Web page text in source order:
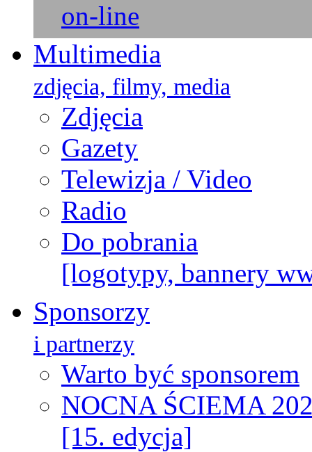
on-line
Multimedia
zdjęcia, filmy, media
Zdjęcia
Gazety
Telewizja / Video
Radio
Do pobrania
[logotypy, bannery
Sponsorzy
i partnerzy
Warto być sponsorem
NOCNA ŚCIEMA
[15. edycja]